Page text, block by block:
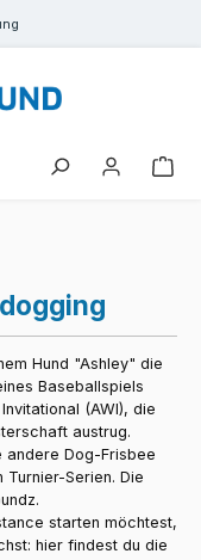
Hund "Ashley" die
Baseballspiels
(AWI), die
austrug.
andere Dog-Frisbee
Serien. Die
starten möchtest,
hier findest du die